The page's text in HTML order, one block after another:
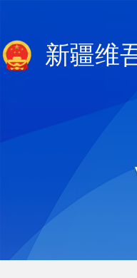
新疆维